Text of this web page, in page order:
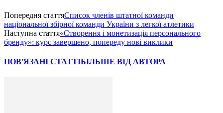
Попередня статтяСписок членів штатної команди
національної збірної команди України з легкої атлетики
Наступна стаття«Створення і монетизація персонального
бренду»: курс завершено, попереду нові виклики
ПОВ'ЯЗАНІ СТАТТІБІЛЬШЕ ВІД АВТОРА